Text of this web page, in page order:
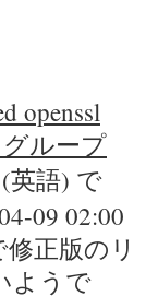
openssl
グループ
英語) で
09 02:00
正版のリ
ようで